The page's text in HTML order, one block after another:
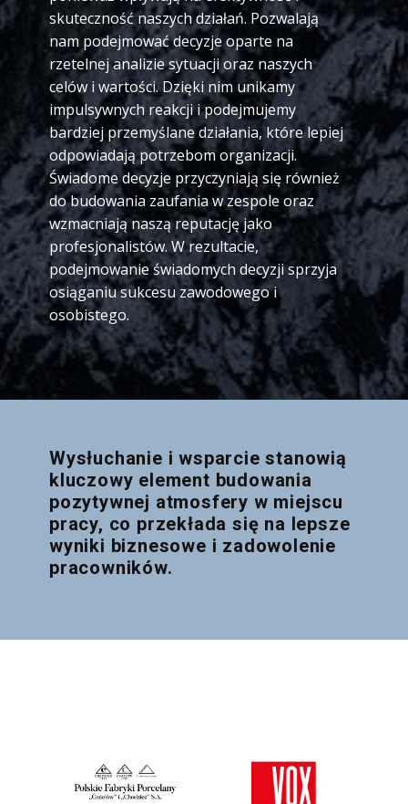
skuteczność naszych działań. Pozwalają
nam podejmować decyzje oparte na
rzetelnej analizie sytuacji oraz naszych
celów i wartości. Dzięki nim unikamy
impulsywnych reakcji i podejmujemy
bardziej przemyślane działania, które lepiej
odpowiadają potrzebom organizacji.
Świadome decyzje przyczyniają się również
do budowania zaufania w zespole oraz
wzmacniają naszą reputację jako
profesjonalistów. W rezultacie,
podejmowanie świadomych decyzji sprzyja
osiąganiu sukcesu zawodowego i
osobistego.
Wysłuchanie i wsparcie stanowią
kluczowy element budowania
pozytywnej atmosfery w miejscu
pracy, co przekłada się na lepsze
wyniki biznesowe i zadowolenie
pracowników.